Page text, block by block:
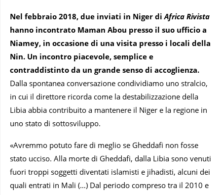
Nel febbraio 2018, due inviati in Niger diAfrica Rivista
hanno incontrato Maman Abou presso il suo ufficio a
Niamey, in occasione di una visita presso i locali della
Nin. Un incontro piacevole, semplice e
contraddistinto da un grande senso di accoglienza.
Dalla spontanea conversazione condividiamo uno stralcio,
in cui il direttore ricorda come la destabilizzazione della
Libia abbia contribuito a mantenere il Niger e la regione in
uno stato di sottosviluppo.
«Avremmo potuto fare di meglio se Gheddafi non fosse
stato ucciso. Alla morte di Gheddafi, dalla Libia sono venuti
fuori troppi soggetti diventati islamisti e jihadisti, alcuni dei
quali entrati in Mali (…) Dal periodo compreso tra il 2010 e